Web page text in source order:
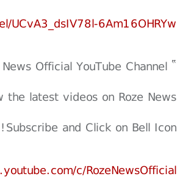
6Am16OHRYw
” Welcome to the Roze News Official YouTube Channel "
latest videos on Roze News
Subscribe and Click on Bell Icon!
c/RozeNewsOfficial